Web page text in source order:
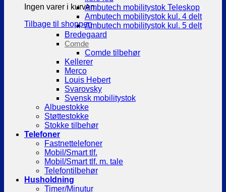
Ingen varer i kurven.
Tilbage til shoppen
Ambutech mobilitystok Teleskop
Ambutech mobilitystok kul. 4 delt
Ambutech mobilitystok kul. 5 delt
Bredegaard
Comde
Comde tilbehør
Kellerer
Merco
Louis Hebert
Svarovsky
Svensk mobilitystok
Albuestokke
Støttestokke
Stokke tilbehør
Telefoner
Fastnettelefoner
Mobil/Smart tlf.
Mobil/Smart tlf. m. tale
Telefontilbehør
Husholdning
Timer/Minutur